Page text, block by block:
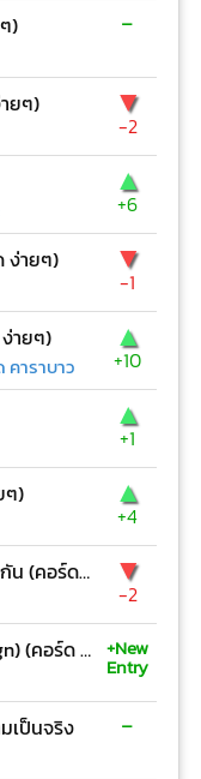
) -
ยๆ) ▼
-2
▲
+6
ง่ายๆ) ▼
-1
ายๆ)
คาราบาว
▲
+10
▲
+1
ๆ) ▲
+4
ไหนว่าจะไม่หลอกกัน (คอร์ด ง่ายๆ) ▼
-2
นาฬิกาทราย (sign) (คอร์ด ง่ายๆ) +New
Entry
เป็นจริง -